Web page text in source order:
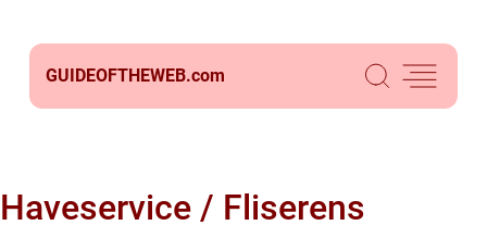
GUIDEOFTHEWEB.com
Haveservice / Fliserens